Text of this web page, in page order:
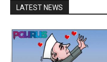
LATEST NEWS